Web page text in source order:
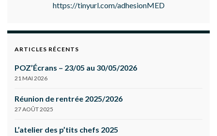
https://tinyurl.com/adhesionMED
ARTICLES RÉCENTS
POZ’Écrans – 23/05 au 30/05/2026
21 MAI 2026
Réunion de rentrée 2025/2026
27 AOÛT 2025
L’atelier des p’tits chefs 2025